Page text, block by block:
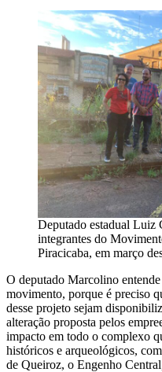
Deputado estadual
integrantes do
Piracicaba, em março
O deputado Marcolino
movimento, porque é preciso
desse projeto sejam
alteração proposta pelos
impacto em todo o complexo
históricos e arqueológicos,
de Queiroz, o Engenho